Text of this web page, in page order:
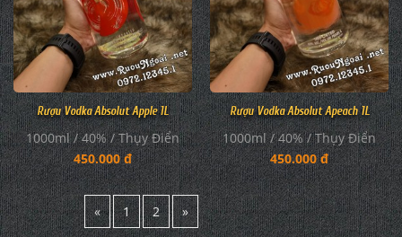
Rượu Vodka Absolut Apple 1L
1000ml / 40% / Thụy Điển
450.000 đ
Rượu Vodka Absolut Apeach 1L
1000ml / 40% / Thụy Điển
450.000 đ
« 1 2 »